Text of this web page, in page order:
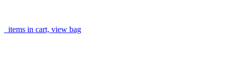
items in cart, view bag